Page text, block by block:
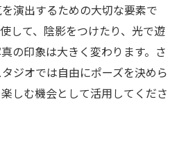
スタジオでの非日常体験の楽
ませるセルフフォトスタジオ
演出するための大切な要素で
して、陰影をつけたり、光で遊
の印象は大きく変わります。さ
ジオでは自由にポーズを決めら
しむ機会として活用してくださ